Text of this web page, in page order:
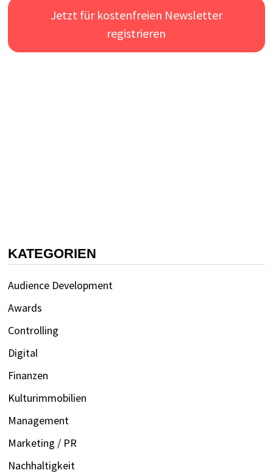
Jetzt für kostenfreien Newsletter
registrieren
KATEGORIEN
Audience Development
Awards
Controlling
Digital
Finanzen
Kulturimmobilien
Management
Marketing / PR
Nachhaltigkeit